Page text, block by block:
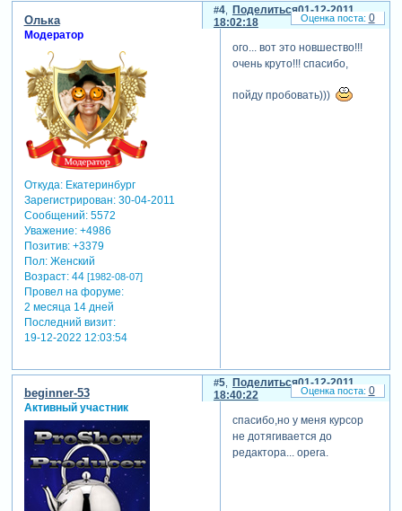
Поделиться
4
01-12-2011
18:02:18
Олька
Модератор
Откуда:Екатеринбург
Зарегистрирован: 30-04-2011
Сообщений:5572
Уважение: +4986
Позитив: +3379
Пол:Женский
Возраст:44 [1982-08-07]
Провел на форуме:
2 месяца 14 дней
Последний визит:
19-12-2022 12:03:54
ого... вот это новшество!!!
очень круто!!! спасибо,
пойду пробовать)))
0
Поделиться
5
01-12-2011
18:40:22
beginner-53
Активный участник
спасибо,но у меня курсор
не дотягивается до
редактора... opera.
0